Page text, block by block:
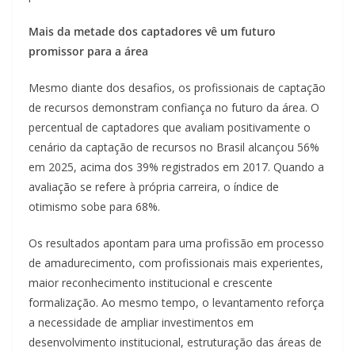
Mais da metade dos captadores vê um futuro
promissor para a área
Mesmo diante dos desafios, os profissionais de captação
de recursos demonstram confiança no futuro da área. O
percentual de captadores que avaliam positivamente o
cenário da captação de recursos no Brasil alcançou 56%
em 2025, acima dos 39% registrados em 2017. Quando a
avaliação se refere à própria carreira, o índice de
otimismo sobe para 68%.
Os resultados apontam para uma profissão em processo
de amadurecimento, com profissionais mais experientes,
maior reconhecimento institucional e crescente
formalização. Ao mesmo tempo, o levantamento reforça
a necessidade de ampliar investimentos em
desenvolvimento institucional, estruturação das áreas de